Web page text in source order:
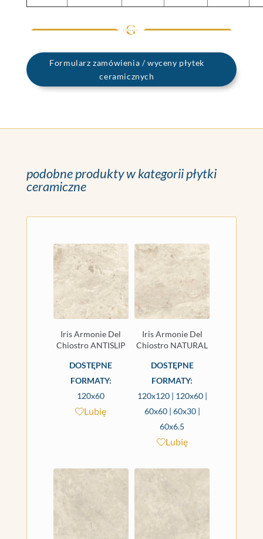
Formularz zamówienia / wyceny płytek
ceramicznych
podobne produkty w kategorii płytki
ceramiczne
Iris Armonie Del
Chiostro ANTISLIP
DOSTĘPNE
FORMATY:
120x60
Lubię
Iris Armonie Del
Chiostro NATURAL
DOSTĘPNE
FORMATY:
120x120 | 120x60 |
60x60 | 60x30 |
60x6.5
Lubię